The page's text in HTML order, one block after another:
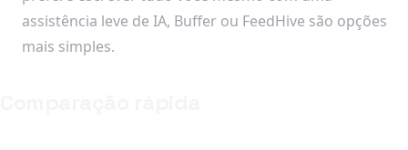
assistência leve de IA, Buffer ou FeedHive são opções
mais simples.